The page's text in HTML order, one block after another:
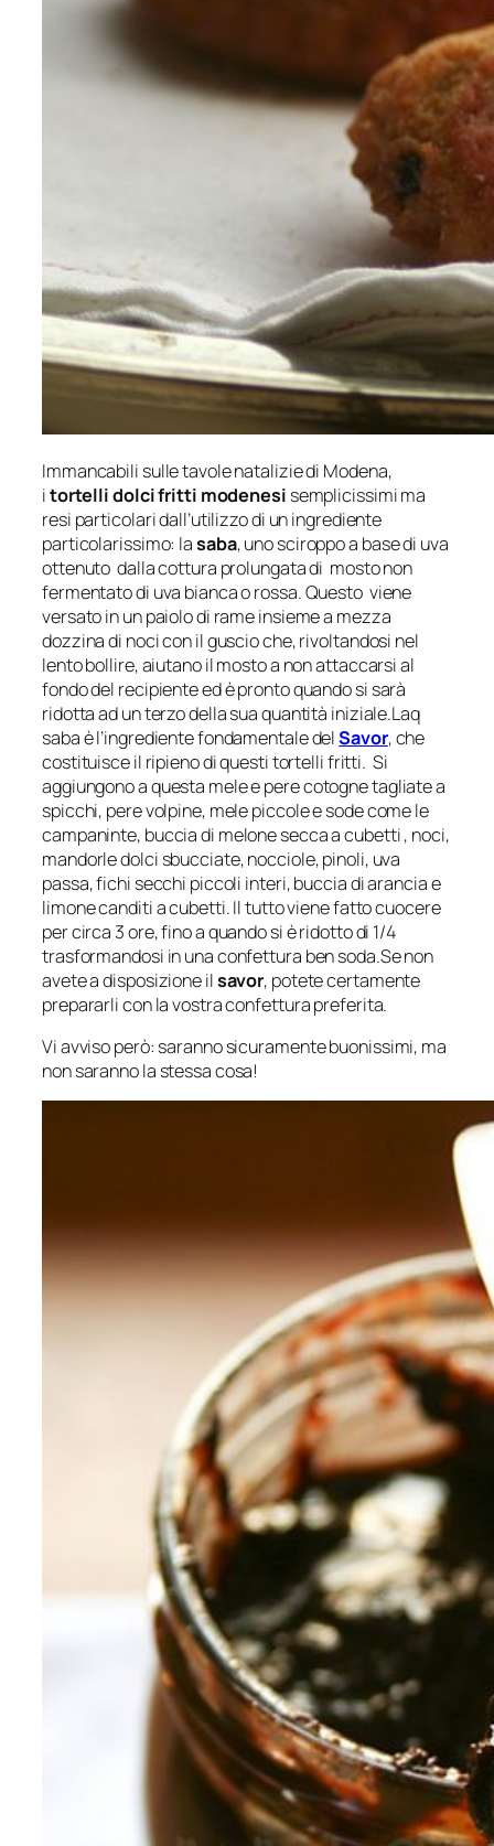
Immancabili sulle tavole natalizie di Modena,
itortelli dolci fritti modenesi semplicissimi ma
resi particolari dall’utilizzo di un ingrediente
particolarissimo: lasaba, uno sciroppo a base di uva
ottenuto dalla cottura prolungata di mosto non
fermentato di uva bianca o rossa. Questo viene
versato in un paiolo di rame insieme a mezza
dozzina di noci con il guscio che, rivoltandosi nel
lento bollire, aiutano il mosto a non attaccarsi al
fondo del recipiente ed è pronto quando si sarà
ridotta ad un terzo della sua quantità iniziale.Laq
saba è l’ingrediente fondamentale delSavor, che
costituisce il ripieno di questi tortelli fritti. Si
aggiungono a questa mele e pere cotogne tagliate a
spicchi, pere volpine, mele piccole e sode come le
campaninte, buccia di melone secca a cubetti , noci,
mandorle dolci sbucciate, nocciole, pinoli, uva
passa, fichi secchi piccoli interi, buccia di arancia e
limone canditi a cubetti. Il tutto viene fatto cuocere
per circa 3 ore, fino a quando si è ridotto di 1/4
trasformandosi in una confettura ben soda.Se non
avete a disposizione ilsavor, potete certamente
prepararli con la vostra confettura preferita.
Vi avviso però: saranno sicuramente buonissimi, ma
non saranno la stessa cosa!